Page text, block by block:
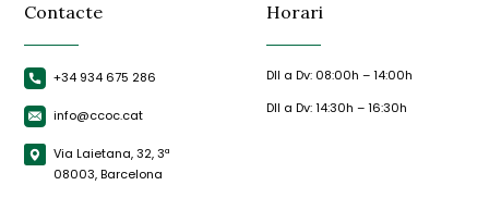
Contacte
+34 934 675 286
info@ccoc.cat
Via Laietana, 32, 3ª
08003, Barcelona
Horari
Dll a Dv: 08:00h – 14:00h
Dll a Dv: 14:30h – 16:30h